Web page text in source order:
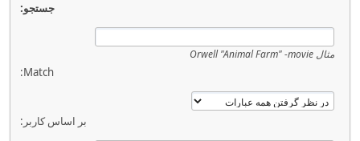
جستجو:
مثال
Match:
بر اساس کاربر: